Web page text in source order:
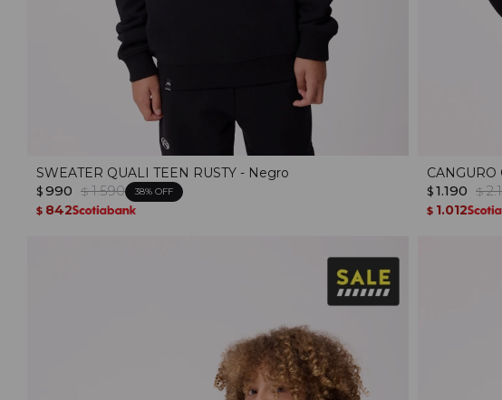
SWEATER QUALI TEEN RUSTY - Negro
$ 990 $ 1.590 38
$ 842
CANGURO
$ 1.190 $
$ 1.012